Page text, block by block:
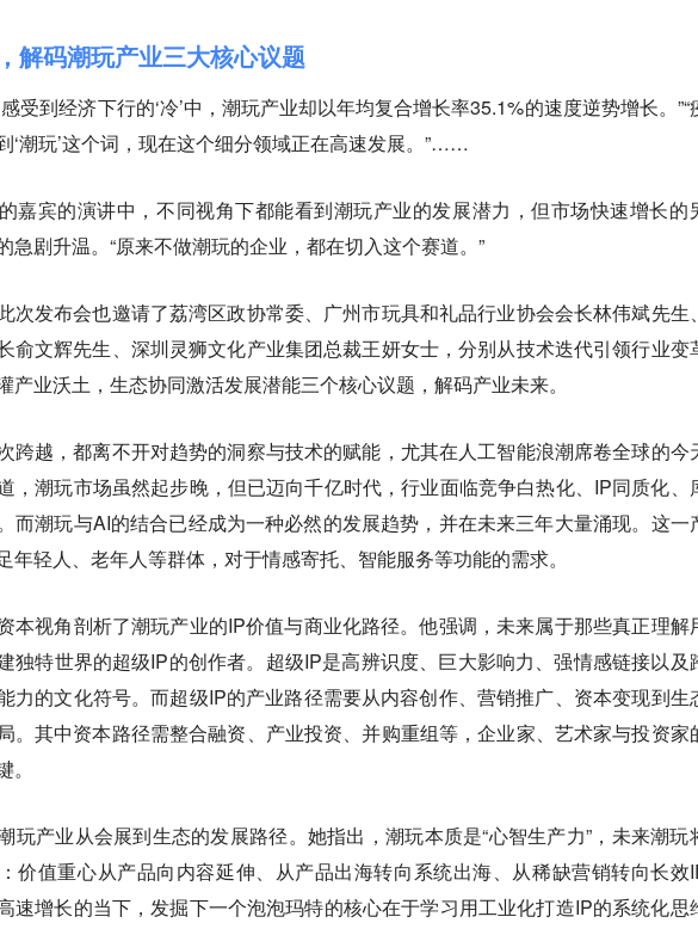
解码潮玩产业三大核心议题
受到经济下行的‘冷’中，潮玩产业却以年均复合增长率35.1%的速度逆势增长。”“
‘潮玩’这个词，现在这个细分领域正在高速发展。”……
嘉宾的演讲中，不同视角下都能看到潮玩产业的发展潜力，但市场快速增长的
急剧升温。“原来不做潮玩的企业，都在切入这个赛道。”
次发布会也邀请了荔湾区政协常委、广州市玩具和礼品行业协会会长林伟斌先生
俞文辉先生、深圳灵狮文化产业集团总裁王妍女士，分别从技术迭代引领行业变
产业沃土，生态协同激活发展潜能三个核心议题，解码产业未来。
跨越，都离不开对趋势的洞察与技术的赋能，尤其在人工智能浪潮席卷全球的今
，潮玩市场虽然起步晚，但已迈向千亿时代，行业面临竞争白热化、IP同质化、
而潮玩与AI的结合已经成为一种必然的发展趋势，并在未来三年大量涌现。这一
年轻人、老年人等群体，对于情感寄托、智能服务等功能的需求。
本视角剖析了潮玩产业的IP价值与商业化路径。他强调，未来属于那些真正理解
独特世界的超级IP的创作者。超级IP是高辨识度、巨大影响力、强情感链接以及
力的文化符号。而超级IP的产业路径需要从内容创作、营销推广、资本变现到生
。其中资本路径需整合融资、产业投资、并购重组等，企业家、艺术家与投资家
玩产业从会展到生态的发展路径。她指出，潮玩本质是“心智生产力”，未来潮玩
价值重心从产品向内容延伸、从产品出海转向系统出海、从稀缺营销转向长效
速增长的当下，发掘下一个泡泡玛特的核心在于学习用工业化打造IP的系统化思